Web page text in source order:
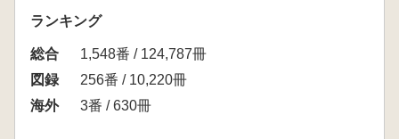
ランキング
総合
1,548番 / 124,787冊
図録
256番 / 10,220冊
海外
3番 / 630冊